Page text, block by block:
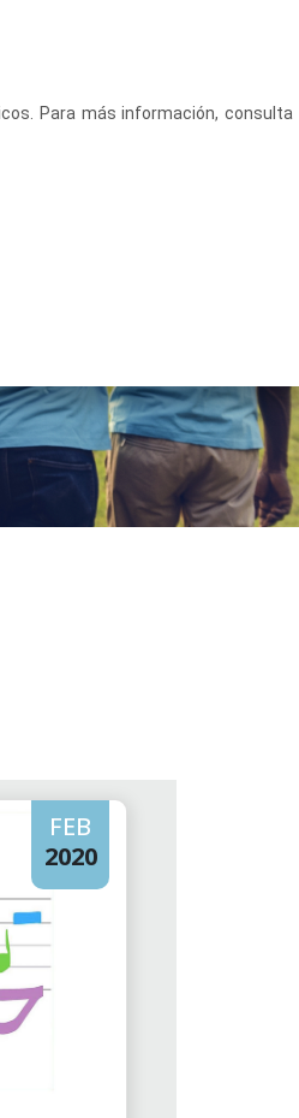
FEB
2020
Para más información, consulta